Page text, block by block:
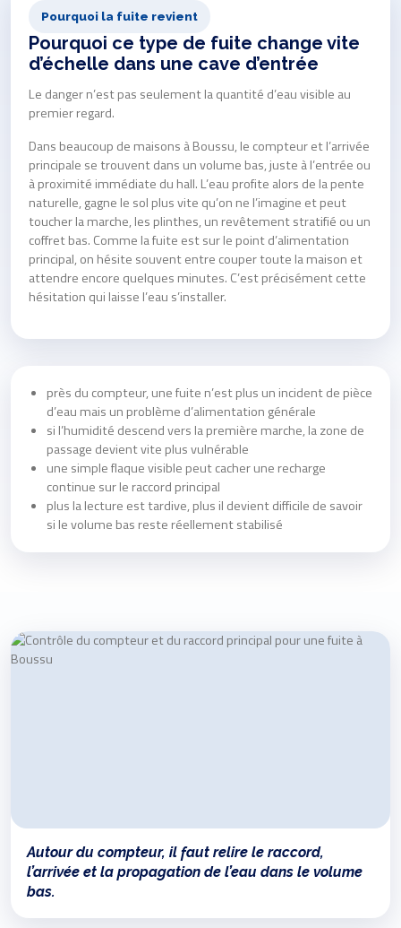
Pourquoi la fuite revient
Pourquoi ce type de fuite change vite
d’échelle dans une cave d’entrée
Le danger n’est pas seulement la quantité d’eau visible au
premier regard.
Dans beaucoup de maisons à Boussu, le compteur et l’arrivée
principale se trouvent dans un volume bas, juste à l’entrée ou
à proximité immédiate du hall. L’eau profite alors de la pente
naturelle, gagne le sol plus vite qu’on ne l’imagine et peut
toucher la marche, les plinthes, un revêtement stratifié ou un
coffret bas. Comme la fuite est sur le point d’alimentation
principal, on hésite souvent entre couper toute la maison et
attendre encore quelques minutes. C’est précisément cette
hésitation qui laisse l’eau s’installer.
près du compteur, une fuite n’est plus un incident de pièce
d’eau mais un problème d’alimentation générale
si l’humidité descend vers la première marche, la zone de
passage devient vite plus vulnérable
une simple flaque visible peut cacher une recharge
continue sur le raccord principal
plus la lecture est tardive, plus il devient difficile de savoir
si le volume bas reste réellement stabilisé
Autour du compteur, il faut relire le raccord,
l’arrivée et la propagation de l’eau dans le volume
bas.